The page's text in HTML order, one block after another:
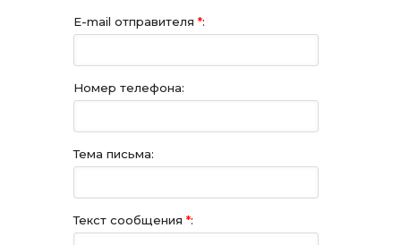
E-mail отправителя *:
Номер телефона:
Тема письма:
Текст сообщения *: